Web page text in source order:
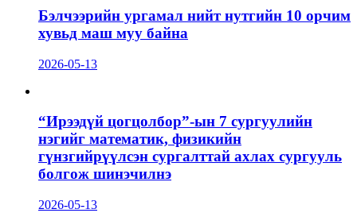
Бэлчээрийн ургамал нийт нутгийн 10 орчим
хувьд маш муу байна
2026-05-13
“Ирээдүй цогцолбор”-ын 7 сургуулийн
нэгийг математик, физикийн
гүнзгийрүүлсэн сургалттай ахлах сургууль
болгож шинэчилнэ
2026-05-13